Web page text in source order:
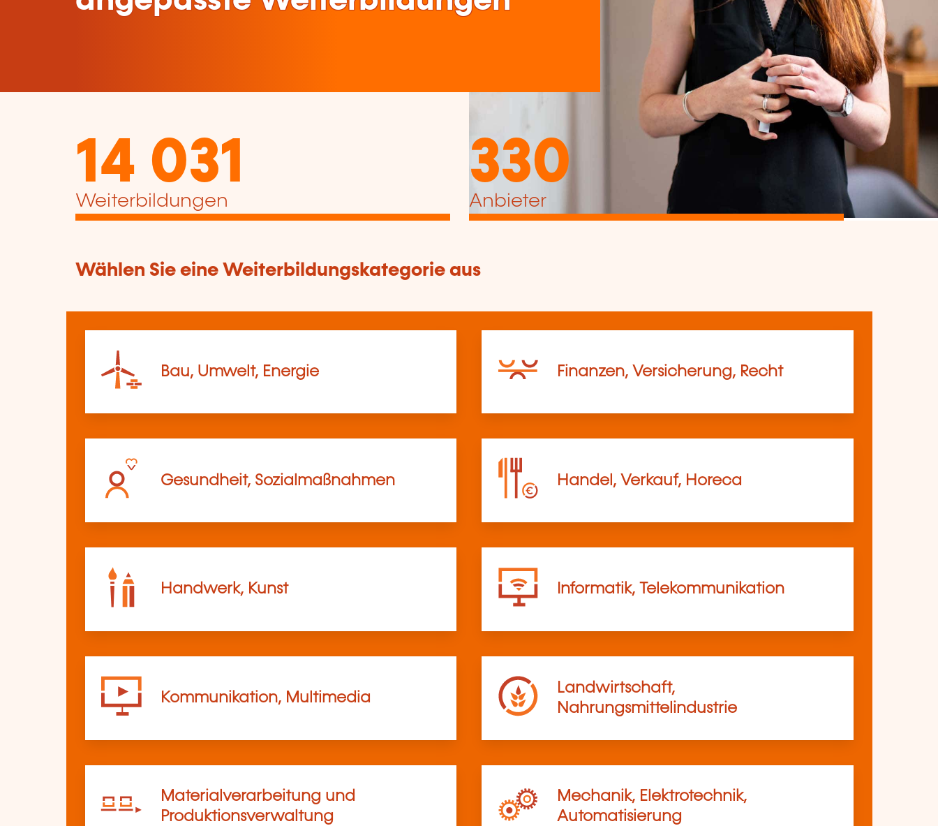
14 031
Weiterbildungen
330
Anbieter
Wählen Sie eine Weiterbildungskategorie aus
Bau, Umwelt, Energie Finanzen, Versicherung, Recht
Gesundheit, Sozialmaßnahmen Handel, Verkauf, Horeca
Handwerk, Kunst Informatik, Telekommunikation
Kommunikation, Multimedia
Landwirtschaft,
Nahrungsmittelindustrie
Materialverarbeitung und
Produktionsverwaltung
Mechanik, Elektrotechnik,
Automatisierung